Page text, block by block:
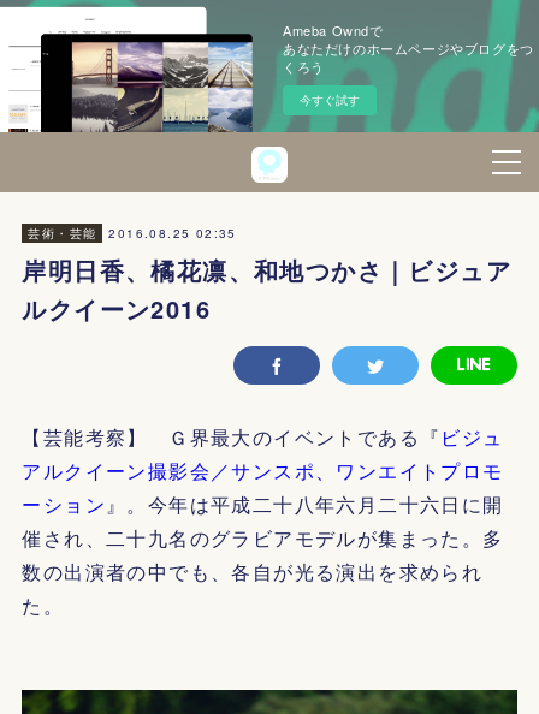
Ameba Owndで
あなただけのホームページやブログをつ
くろう
今すぐ試す
芸術・芸能 2016.08.25 02:35
岸明日香、橘花凛、和地つかさ｜ビジュア
ルクイーン2016
【芸能考察】 Ｇ界最大のイベントである『 ビジュ
アルクイーン撮影会／サンスポ、ワンエイトプロモ
ーション』。今年は平成二十八年六月二十六日に開
催され、二十九名のグラビアモデルが集まった。多
数の出演者の中でも、各自が光る演出を求められ
た。